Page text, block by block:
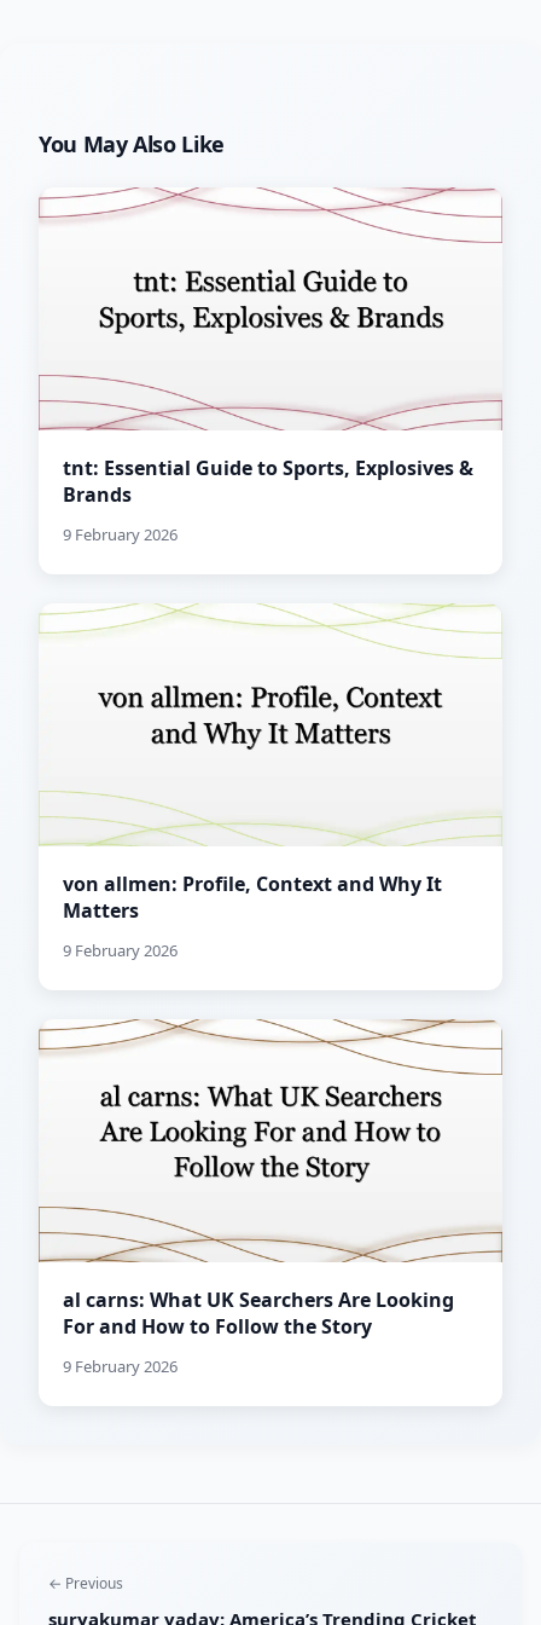
You May Also Like
tnt: Essential Guide to Sports, Explosives &
Brands
9 February 2026
von allmen: Profile, Context and Why It
Matters
9 February 2026
al carns: What UK Searchers Are Looking
For and How to Follow the Story
9 February 2026
← Previous
suryakumar yadav: America’s Trending Cricket